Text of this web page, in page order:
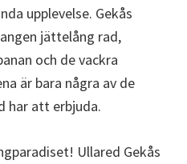
upplevelse. Gekås
jättelång rad,
och de vackra
är bara några av de
har att erbjuda.
Ullared Gekås